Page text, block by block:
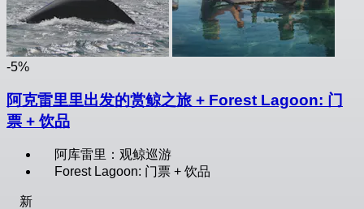
-5%
阿克雷里里出发的赏鲸之旅 + Forest Lagoon: 门
票 + 饮品
阿库雷里：观鲸巡游
Forest Lagoon: 门票 + 饮品
新